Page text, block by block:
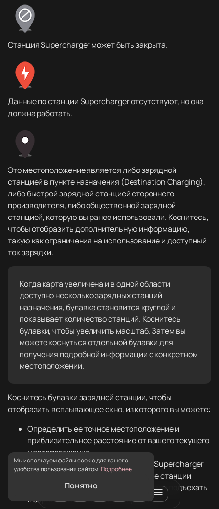
Мы используем файлы cookie для вашего
удобства пользования сайтом.Подробнее
Понятно
Станция Supercharger может быть закрыта.
Данные по станции Supercharger отсутствуют, но она
должна работать.
Это местоположение является либо зарядной
станцией в пункте назначения (Destination Charging),
либо быстрой зарядной станцией стороннего
производителя, либо общественной зарядной
станцией, которую вы ранее использовали. Коснитесь,
чтобы отобразить дополнительную информацию,
такую как ограничения на использование и доступный
ток зарядки.
Когда карта увеличена и в одной области
доступно несколько зарядных станций
назначения, булавка становится круглой и
показывает количество станций. Коснитесь
булавки, чтобы увеличить масштаб. Затем вы
можете коснуться отдельной булавки для
получения подробной информации о конкретном
местоположении.
Коснитесь булавки зарядной станции, чтобы
отобразить всплывающее окно, из которого вы можете:
Определить ее точное местоположение и
приблизительное расстояние от вашего текущего
местоположения.
Определить, подходит ли станция Supercharger
для автомобилей с прицепом. Такие станции
включают стойки, которые позволяют подъехать
и заряжаться, не отцепляя прицеп.